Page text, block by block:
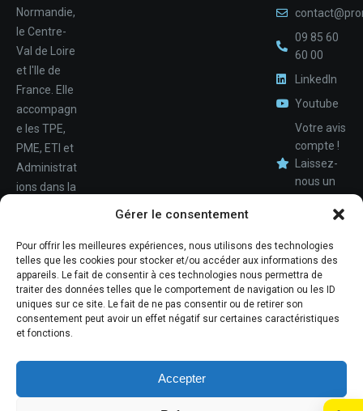
Gérer le consentement
Pour offrir les meilleures expériences, nous utilisons des technologies
telles que les cookies pour stocker et/ou accéder aux informations des
appareils. Le fait de consentir à ces technologies nous permettra de
traiter des données telles que le comportement de navigation ou les ID
uniques sur ce site. Le fait de ne pas consentir ou de retirer son
consentement peut avoir un effet négatif sur certaines caractéristiques
et fonctions.
Accepter
Téléphone
Normandie,
le Centre-
Val de Loire
et l'Ile de
France. Elle
accompagn
e les TPE,
PME, ETI et
Administrat
ions dans la
déploiemen
t et la
maintenan
ce de leur
système
ons.
09 85 60
60 00
LinkedIn
Youtube
Votre avis
compte !
Laissez-
nous un